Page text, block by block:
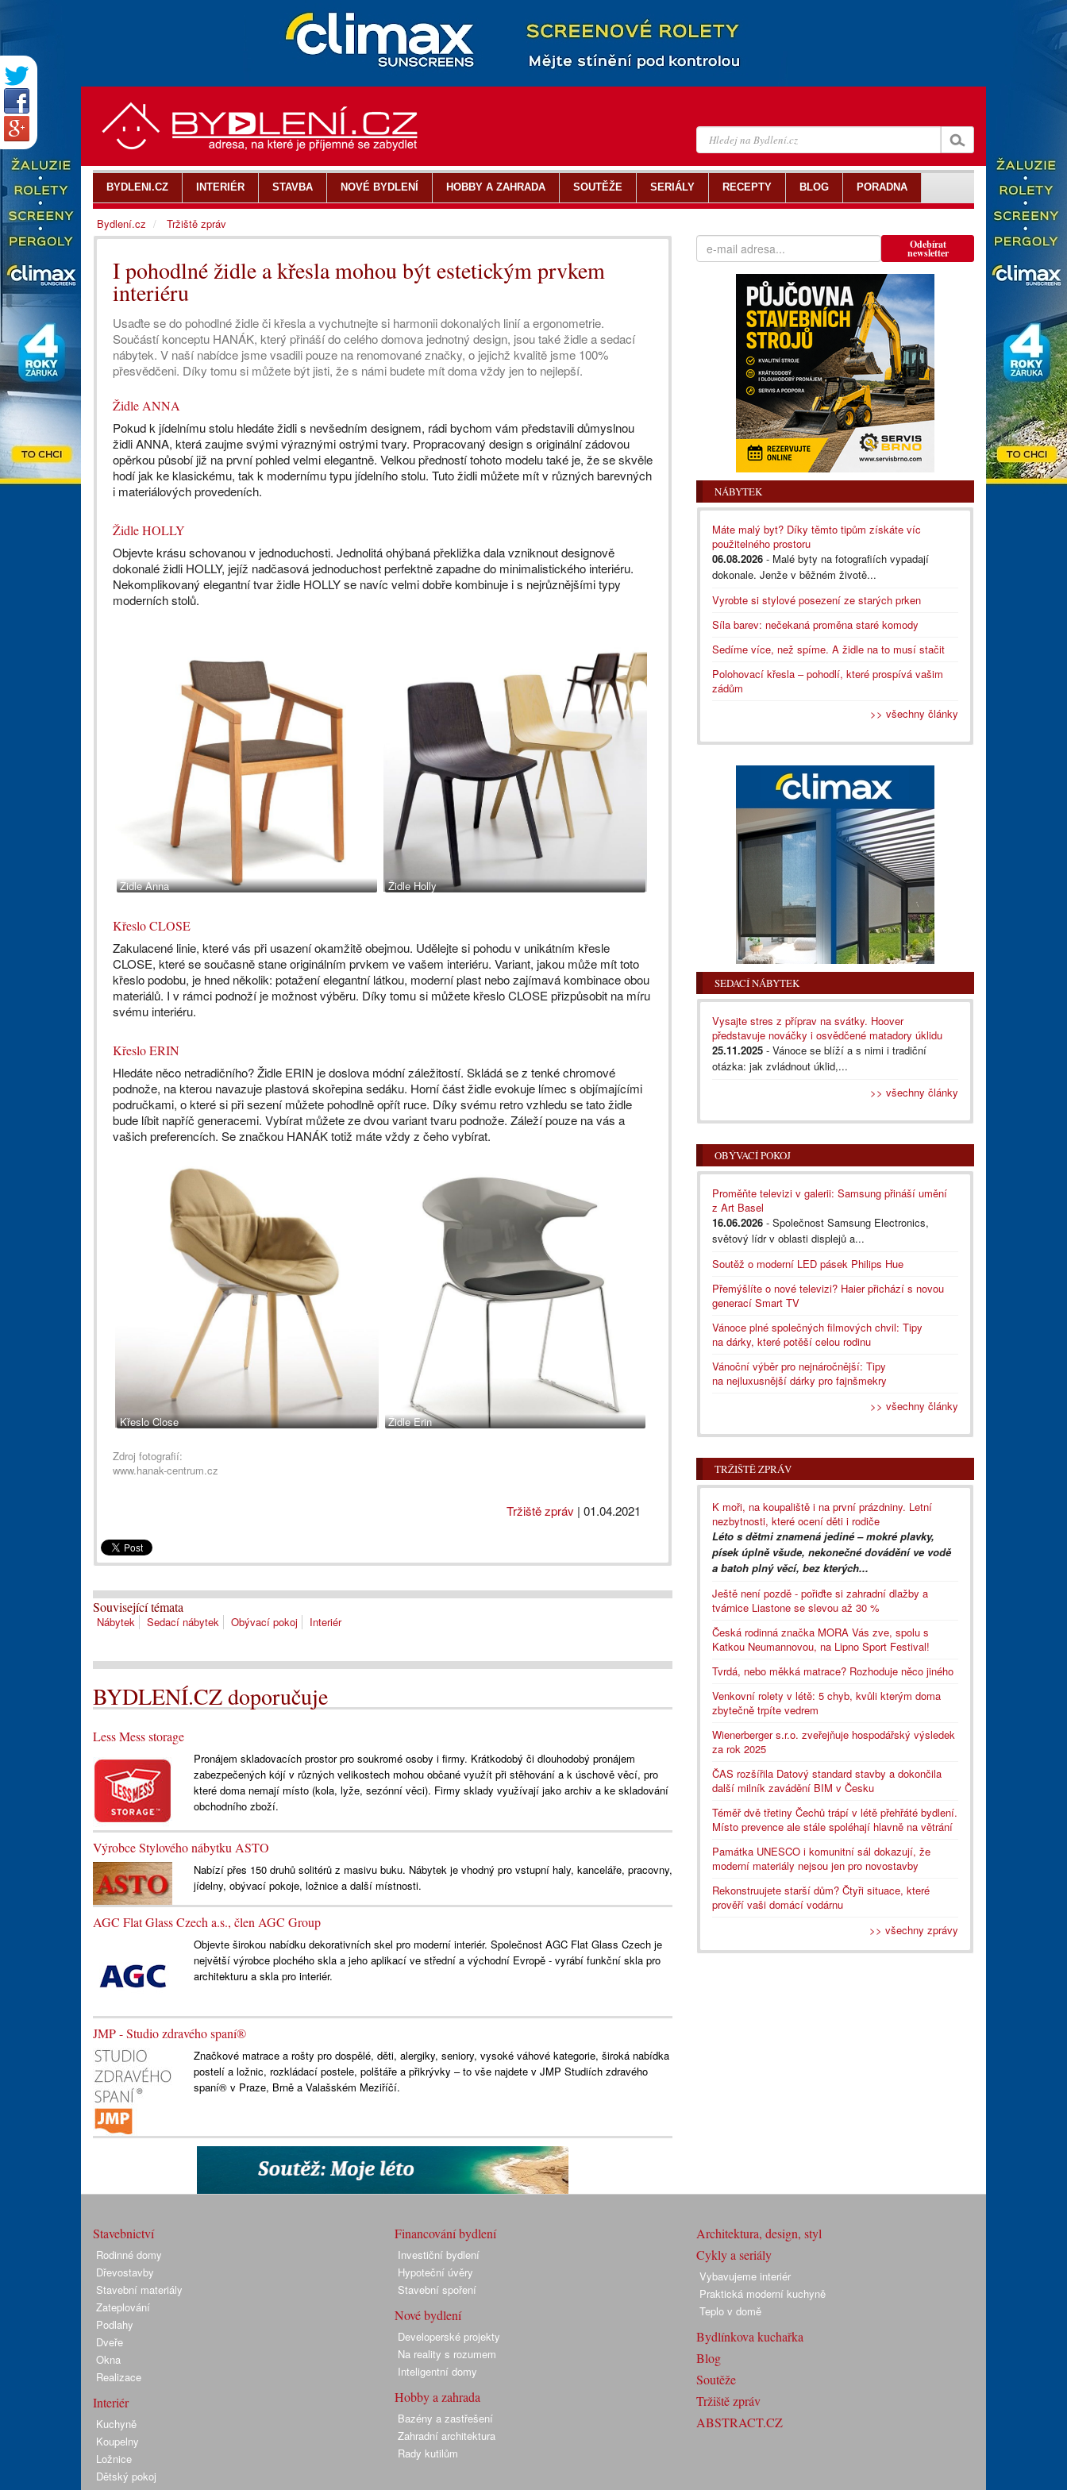
I pohodlné židle a křesla mohou být estetickým prvkem
interiéru
Usaďte se do pohodlné židle či křesla a vychutnejte si harmonii dokonalých linií a ergonometrie.
Součástí konceptu HANÁK, který přináší do celého domova jednotný design, jsou také židle a sedací
nábytek. V naší nabídce jsme vsadili pouze na renomované značky, o jejichž kvalitě jsme 100%
přesvědčeni. Díky tomu si můžete být jisti, že s námi budete mít doma vždy jen to nejlepší.
Židle ANNA
Pokud k jídelnímu stolu hledáte židli s nevšedním designem, rádi bychom vám představili důmyslnou
židli ANNA, která zaujme svými výraznými ostrými tvary. Propracovaný design s originální zádovou
opěrkou působí již na první pohled velmi elegantně. Velkou předností tohoto modelu také je, že se skvěle
hodí jak ke klasickému, tak k modernímu typu jídelního stolu. Tuto židli můžete mít v různých barevných
i materiálových provedeních.
Židle HOLLY
Objevte krásu schovanou v jednoduchosti. Jednolitá ohýbaná překližka dala vzniknout designově
dokonalé židli HOLLY, jejíž nadčasová jednoduchost perfektně zapadne do minimalistického interiéru.
Nekomplikovaný elegantní tvar židle HOLLY se navíc velmi dobře kombinuje i s nejrůznějšími typy
moderních stolů.
Židle Anna Židle Holly
Křeslo CLOSE
Zakulacené linie, které vás při usazení okamžitě obejmou. Udělejte si pohodu v unikátním křesle
CLOSE, které se současně stane originálním prvkem ve vašem interiéru. Variant, jakou může mít toto
křeslo podobu, je hned několik: potažení elegantní látkou, moderní plast nebo zajímavá kombinace obou
materiálů. I v rámci podnoží je možnost výběru. Díky tomu si můžete křeslo CLOSE přizpůsobit na míru
svému interiéru.
Křeslo ERIN
Hledáte něco netradičního? Židle ERIN je doslova módní záležitostí. Skládá se z tenké chromové
podnože, na kterou navazuje plastová skořepina sedáku. Horní část židle evokuje límec s objímajícími
područkami, o které si při sezení můžete pohodlně opřít ruce. Díky svému retro vzhledu se tato židle
bude líbit napříč generacemi. Vybírat můžete ze dvou variant tvaru podnože. Záleží pouze na vás a
vašich preferencích. Se značkou HANÁK totiž máte vždy z čeho vybírat.
Křeslo Close Židle Erin
Zdroj fotografií:
www.hanak-centrum.cz
Tržiště zpráv | 01.04.2021
Související témata
Nábytek Sedací nábytek Obývací pokoj Interiér
BYDLENÍ.CZ doporučuje
Less Mess storage
Pronájem skladovacích prostor pro soukromé osoby i firmy. Krátkodobý či dlouhodobý pronájem
zabezpečených kójí v různých velikostech mohou občané využít při stěhování a k úschově věcí, pro
které doma nemají místo (kola, lyže, sezónní věci). Firmy sklady využívají jako archiv a ke skladování
obchodního zboží.
Výrobce Stylového nábytku ASTO
Nabízí přes 150 druhů solitérů z masivu buku. Nábytek je vhodný pro vstupní haly, kanceláře, pracovny,
jídelny, obývací pokoje, ložnice a další místnosti.
AGC Flat Glass Czech a.s., člen AGC Group
Objevte širokou nabídku dekorativních skel pro moderní interiér. Společnost AGC Flat Glass Czech je
největší výrobce plochého skla a jeho aplikací ve střední a východní Evropě - vyrábí funkční skla pro
architekturu a skla pro interiér.
JMP - Studio zdravého spaní®
Značkové matrace a rošty pro dospělé, děti, alergiky, seniory, vysoké váhové kategorie, široká nabídka
postelí a ložnic, rozkládací postele, polštáře a přikrývky – to vše najdete v JMP Studiích zdravého
spaní® v Praze, Brně a Valašském Meziříčí.
Odebírat
newsletter
NÁBYTEK
Máte malý byt? Díky těmto tipům získáte víc
použitelného prostoru
06.08.2026 - Malé byty na fotografiích vypadají
dokonale. Jenže v běžném životě...
Vyrobte si stylové posezení ze starých prken
Síla barev: nečekaná proměna staré komody
Sedíme více, než spíme. A židle na to musí stačit
Polohovací křesla – pohodlí, které prospívá vašim
zádům
>> všechny články
SEDACÍ NÁBYTEK
Vysajte stres z příprav na svátky. Hoover
představuje nováčky i osvědčené matadory úklidu
25.11.2025 - Vánoce se blíží a s nimi i tradiční
otázka: jak zvládnout úklid,...
>> všechny články
OBÝVACÍ POKOJ
Proměňte televizi v galerii: Samsung přináší umění
z Art Basel
16.06.2026 - Společnost Samsung Electronics,
světový lídr v oblasti displejů a...
Soutěž o moderní LED pásek Philips Hue
Přemýšlíte o nové televizi? Haier přichází s novou
generací Smart TV
Vánoce plné společných filmových chvil: Tipy
na dárky, které potěší celou rodinu
Vánoční výběr pro nejnáročnější: Tipy
na nejluxusnější dárky pro fajnšmekry
>> všechny články
TRŽIŠTĚ ZPRÁV
K moři, na koupaliště i na první prázdniny. Letní
nezbytnosti, které ocení děti i rodiče
Léto s dětmi znamená jediné – mokré plavky,
písek úplně všude, nekonečné dovádění ve vodě
a batoh plný věcí, bez kterých...
Ještě není pozdě - pořiďte si zahradní dlažby a
tvárnice Liastone se slevou až 30 %
Česká rodinná značka MORA Vás zve, spolu s
Katkou Neumannovou, na Lipno Sport Festival!
Tvrdá, nebo měkká matrace? Rozhoduje něco jiného
Venkovní rolety v létě: 5 chyb, kvůli kterým doma
zbytečně trpíte vedrem
Wienerberger s.r.o. zveřejňuje hospodářský výsledek
za rok 2025
ČAS rozšířila Datový standard stavby a dokončila
další milník zavádění BIM v Česku
Téměř dvě třetiny Čechů trápí v létě přehřáté bydlení.
Místo prevence ale stále spoléhají hlavně na větrání
Památka UNESCO i komunitní sál dokazují, že
moderní materiály nejsou jen pro novostavby
Rekonstruujete starší dům? Čtyři situace, které
prověří vaši domácí vodárnu
>> všechny zprávy
BYDLENI.CZ INTERIÉR STAVBA NOVÉ BYDLENÍ HOBBY A ZAHRADA SOUTĚŽE SERIÁLY RECEPTY BLOG PORADNA
Bydlení.cz Tržiště zpráv
Stavebnictví
Rodinné domy
Dřevostavby
Stavební materiály
Zateplování
Podlahy
Dveře
Okna
Realizace
Interiér
Kuchyně
Koupelny
Ložnice
Dětský pokoj
Financování bydlení
Investiční bydlení
Hypoteční úvěry
Stavební spoření
Nové bydlení
Developerské projekty
Na reality s rozumem
Inteligentní domy
Hobby a zahrada
Bazény a zastřešení
Zahradní architektura
Rady kutilům
Architektura, design, styl
Cykly a seriály
Vybavujeme interiér
Praktická moderní kuchyně
Teplo v domě
Bydlínkova kuchařka
Blog
Soutěže
Tržiště zpráv
ABSTRACT.CZ